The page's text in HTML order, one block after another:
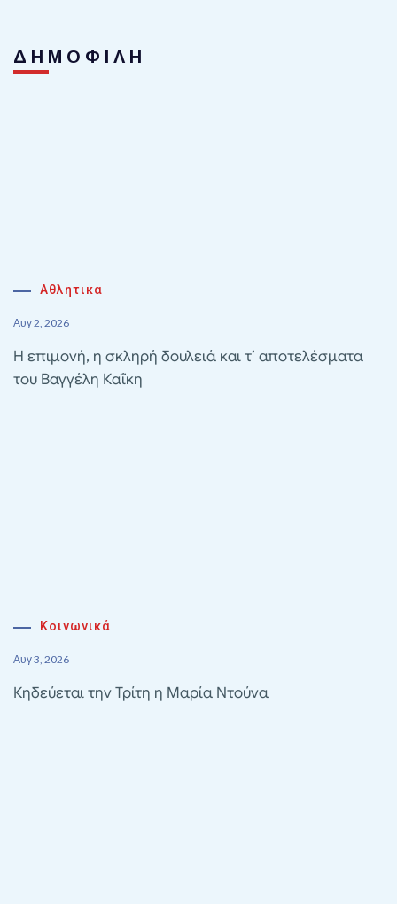
ΔΗΜΟΦΙΛΗ
Αθλητικα
Αυγ 2, 2026
Η επιμονή, η σκληρή δουλειά και τ’ αποτελέσματα
του Βαγγέλη Καΐκη
Κοινωνικά
Αυγ 3, 2026
Κηδεύεται την Τρίτη η Μαρία Ντούνα